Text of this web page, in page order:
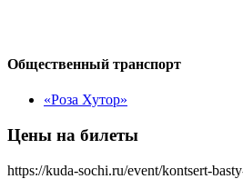
Общественный транспорт
«Роза Хутор»
Цены на билеты
https://kuda-sochi.ru/event/kontsert-